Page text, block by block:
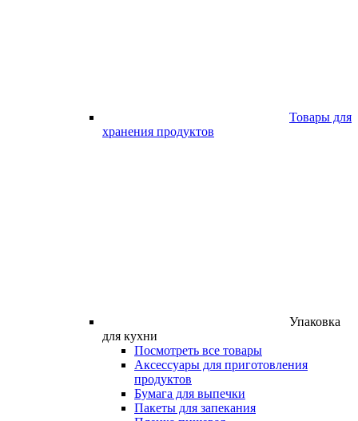
Товары для
хранения продуктов
Упаковка
для кухни
Посмотреть все товары
Аксессуары для приготовления
продуктов
Бумага для выпечки
Пакеты для запекания